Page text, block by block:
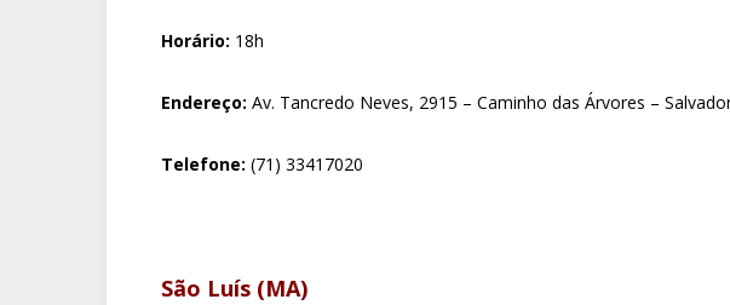
Horário: 18h
Endereço: Av. Tancredo Neves, 2915 – Caminho das Árvores –
Telefone: (71) 33417020
São Luís (MA)